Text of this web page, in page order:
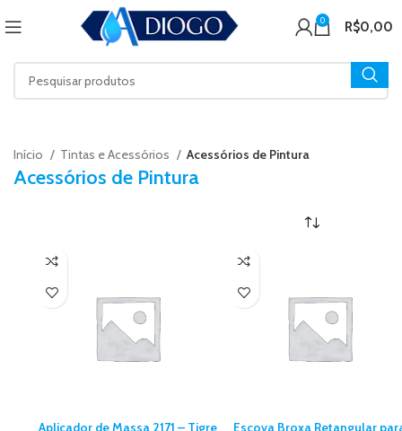
0 R$0,00
Início Tintas e Acessórios Acessórios de Pintura
Acessórios de Pintura
Aplicador de Massa 2171 – Tigre
Escova Broxa Retangular